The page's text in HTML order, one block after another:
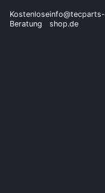
Kostenlose
Beratung
info@tecparts-
shop.de